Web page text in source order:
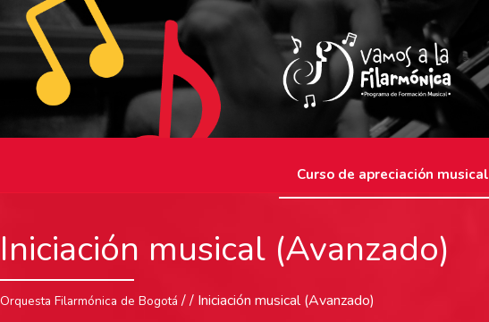
Curso de apreciación musical
Iniciación musical (Avanzado)
Orquesta Filarmónica de Bogotá / / Iniciación musical (Avanzado)